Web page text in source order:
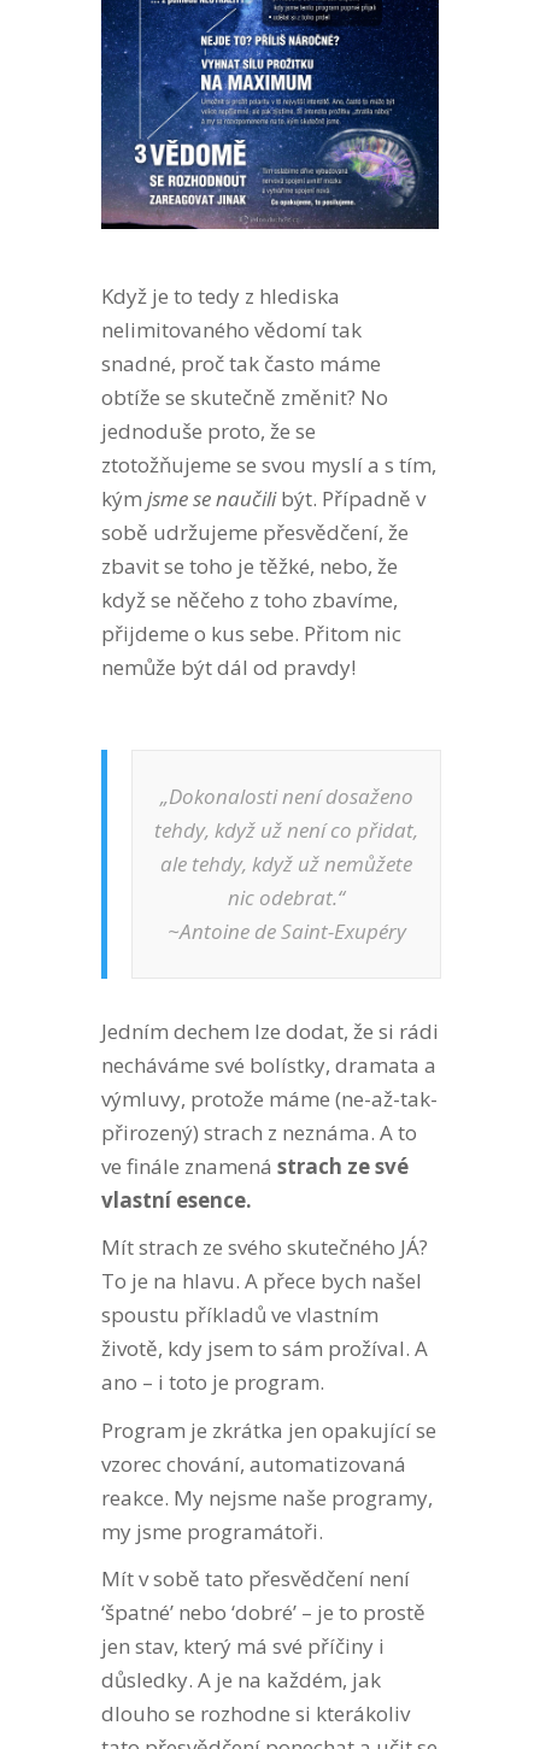
Když je to tedy z hlediska
nelimitovaného vědomí tak
snadné, proč tak často máme
obtíže se skutečně změnit? No
jednoduše proto, že se
ztotožňujeme se svou myslí a s tím,
kým jsme se naučilibýt. Případně v
sobě udržujeme přesvědčení, že
zbavit se toho je těžké, nebo, že
když se něčeho z toho zbavíme,
přijdeme o kus sebe. Přitom nic
nemůže být dál od pravdy!
„Dokonalosti není dosaženo
tehdy, když už není co přidat,
ale tehdy, když už nemůžete
nic odebrat.“
~Antoine de Saint-Exupéry
Jedním dechem lze dodat, že si rádi
necháváme své bolístky, dramata a
výmluvy, protože máme (ne-až-tak-
přirozený) strach z neznáma. A to
ve finále znamená strach ze své
vlastní esence.
Mít strach ze svého skutečného JÁ?
To je na hlavu. A přece bych našel
spoustu příkladů ve vlastním
životě, kdy jsem to sám prožíval. A
ano – i toto je program.
Program je zkrátka jen opakující se
vzorec chování, automatizovaná
reakce. My nejsme naše programy,
my jsme programátoři.
Mít v sobě tato přesvědčení není
‘špatné’ nebo ‘dobré’ – je to prostě
jen stav, který má své příčiny i
důsledky. A je na každém, jak
dlouho se rozhodne si kterákoliv